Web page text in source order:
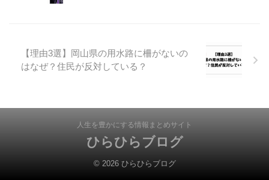
【理由3選】岡山県の用水路に柵がないの
はなぜ？住民が反対している？
人生を豊かにする情報まとめサイト
ひらひらブログ
© 2026 ひらひらブログ